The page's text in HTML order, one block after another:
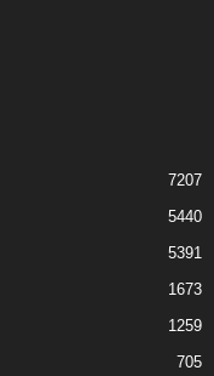
7207
5440
5391
1673
1259
705